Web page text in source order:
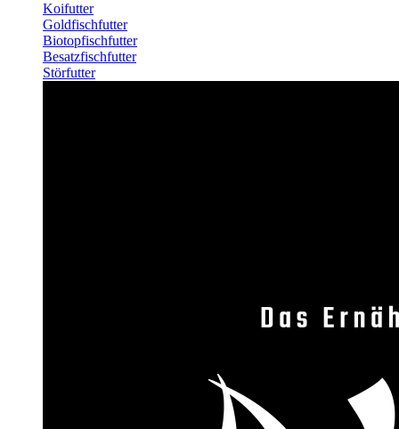
Koifutter
Goldfischfutter
Biotopfischfutter
Besatzfischfutter
Störfutter